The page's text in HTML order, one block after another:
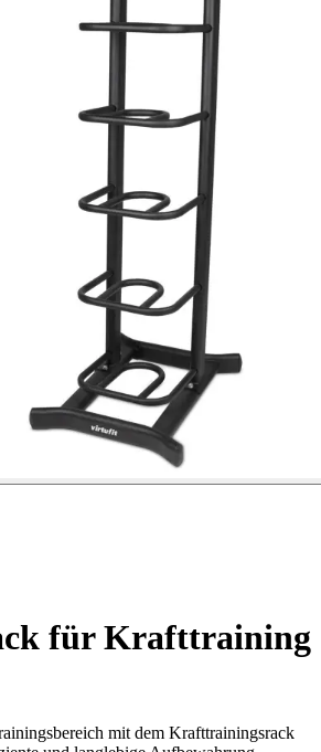
für Krafttraining
mit dem Krafttrainingsrack